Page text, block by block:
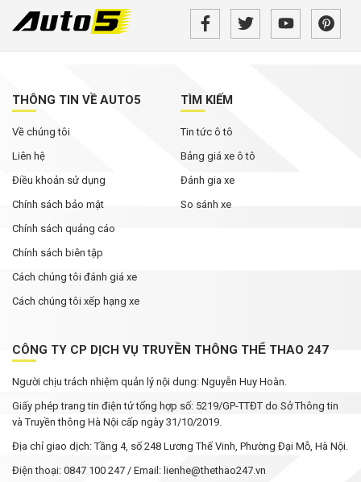
THÔNG TIN VỀ AUTO5
Về chúng tôi
Liên hệ
Điều khoản sử dụng
Chính sách bảo mật
Chính sách quảng cáo
Chính sách biên tập
Cách chúng tôi đánh giá xe
Cách chúng tôi xếp hạng xe
TÌM KIẾM
Tin tức ô tô
Bảng giá xe ô tô
Đánh gia xe
So sánh xe
CÔNG TY CP DỊCH VỤ TRUYỀN THÔNG THỂ THAO 247
Người chịu trách nhiệm quản lý nội dung: Nguyễn Huy Hoàn.
Giấy phép trang tin điện tử tổng hợp số: 5219/GP-TTĐT do Sở Thông tin
và Truyền thông Hà Nội cấp ngày 31/10/2019.
Địa chỉ giao dịch: Tầng 4, số 248 Lương Thế Vinh, Phường Đại Mỗ, Hà Nội.
Điện thoại: 0847 100 247 / Email: lienhe@thethao247.vn